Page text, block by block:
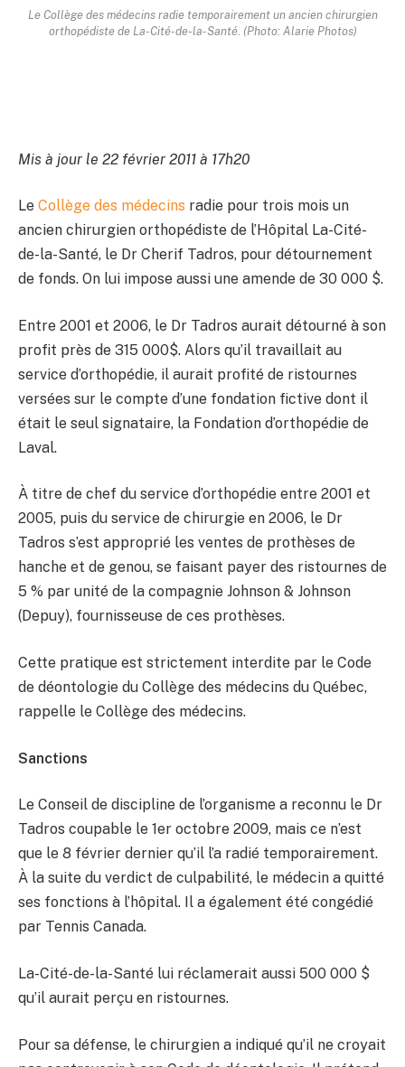
Le Collège des médecins radie temporairement un ancien chirurgien
orthopédiste de La-Cité-de-la-Santé. (Photo: Alarie Photos)
Mis à jour le 22 février 2011 à 17h20
Le Collège des médecins radie pour trois mois un
ancien chirurgien orthopédiste de l’Hôpital La-Cité-
de-la-Santé, le Dr Cherif Tadros, pour détournement
de fonds. On lui impose aussi une amende de 30 000 $.
Entre 2001 et 2006, le Dr Tadros aurait détourné à son
profit près de 315 000$. Alors qu’il travaillait au
service d’orthopédie, il aurait profité de ristournes
versées sur le compte d’une fondation fictive dont il
était le seul signataire, la Fondation d’orthopédie de
Laval.
À titre de chef du service d’orthopédie entre 2001 et
2005, puis du service de chirurgie en 2006, le Dr
Tadros s’est approprié les ventes de prothèses de
hanche et de genou, se faisant payer des ristournes de
5 % par unité de la compagnie Johnson & Johnson
(Depuy), fournisseuse de ces prothèses.
Cette pratique est strictement interdite par le Code
de déontologie du Collège des médecins du Québec,
rappelle le Collège des médecins.
Sanctions
Le Conseil de discipline de l’organisme a reconnu le Dr
Tadros coupable le 1er octobre 2009, mais ce n’est
que le 8 février dernier qu’il l’a radié temporairement.
À la suite du verdict de culpabilité, le médecin a quitté
ses fonctions à l’hôpital. Il a également été congédié
par Tennis Canada.
La-Cité-de-la-Santé lui réclamerait aussi 500 000 $
qu’il aurait perçu en ristournes.
Pour sa défense, le chirurgien a indiqué qu’il ne croyait